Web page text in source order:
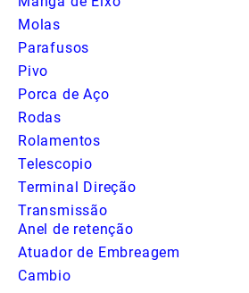
Molas
Parafusos
Pivo
Porca de Aço
Rodas
Rolamentos
Telescopio
Terminal Direção
Transmissão
Anel de retenção
Atuador de Embreagem
Cambio